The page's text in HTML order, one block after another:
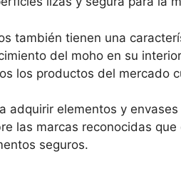
también tienen una
del moho en su
los productos del mercado
adquirir elementos y
las marcas reconocidas
seguros.